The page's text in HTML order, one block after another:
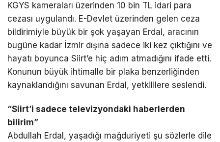
KGYS kameraları üzerinden 10 bin TL idari para
cezası uygulandı. E-Devlet üzerinden gelen ceza
bildirimiyle büyük bir şok yaşayan Erdal, aracının
bugüne kadar İzmir dışına sadece iki kez çıktığını ve
hayatı boyunca Siirt’e hiç adım atmadığını ifade etti.
Konunun büyük ihtimalle bir plaka benzerliğinden
kaynaklandığını savunan Erdal, yetkililere seslendi.
“Siirt’i sadece televizyondaki haberlerden
bilirim”
Abdullah Erdal, yaşadığı mağduriyeti şu sözlerle dile